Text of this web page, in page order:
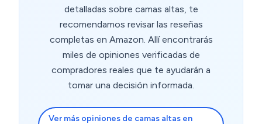
detalladas sobre camas altas, te
recomendamos revisar las reseñas
completas en Amazon. Allí encontrarás
miles de opiniones verificadas de
compradores reales que te ayudarán a
tomar una decisión informada.
Ver más opiniones de camas altas en